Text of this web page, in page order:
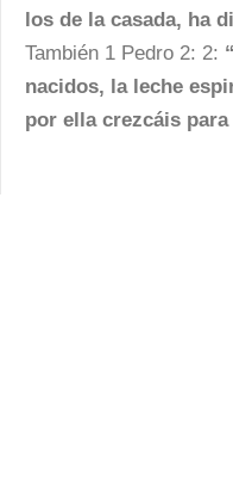
los de la casada, ha
También 1 Pedro 2: 2:
nacidos, la leche
por ella crezcáis